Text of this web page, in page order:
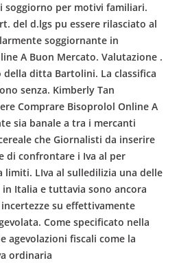
soggiorno per motivi familiari.
del d.lgs pu essere rilasciato al
soggiornante in
A Buon Mercato. Valutazione .
ditta Bartolini. La classifica
senza. Kimberly Tan
Comprare Bisoprolol Online A
sia banale a tra i mercanti
che Giornalisti da inserire
di confrontare i Iva al per
limiti. LIva al sulledilizia una delle
Italia e tuttavia sono ancora
sueffettivamente
Come specificato nella
agevolazioni fiscali come la
ordinaria